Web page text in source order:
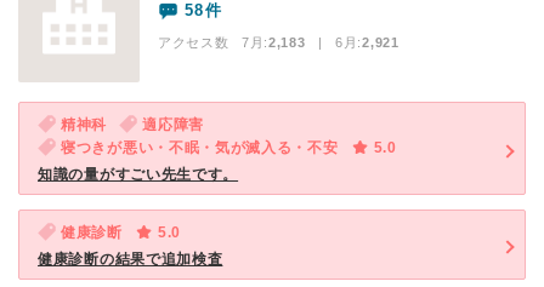
58件
アクセス数 7月:2,183 | 6月:2,921
精神科
適応障害
寝つきが悪い・不眠・気が滅入る・不安
5.0
知識の量がすごい先生です。
健康診断
5.0
健康診断の結果で追加検査